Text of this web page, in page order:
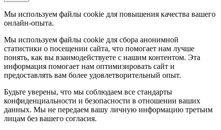
Мы используем файлы cookie для повышения качества вашего
онлайн-опыта.
Мы используем файлы cookie для сбора анонимной
статистики о посещении сайта, что помогает нам лучше
понять, как вы взаимодействуете с нашим контентом. Эта
информация помогает нам оптимизировать сайт и
предоставлять вам более удовлетворительный опыт.
Будьте уверены, что мы соблюдаем все стандарты
конфиденциальности и безопасности в отношении ваших
данных. Мы не передаем вашу личную информацию третьим
лицам без вашего согласия.